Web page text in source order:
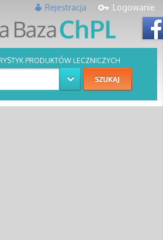
Logowanie
Rejestracja
PRODUKTÓW LECZNICZYCH